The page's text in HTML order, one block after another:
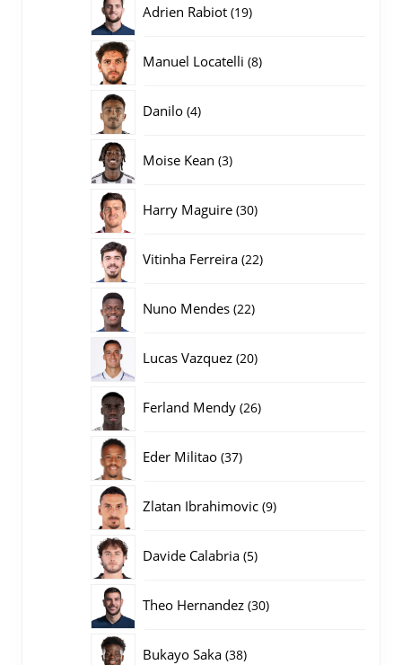
Adrien Rabiot 1919
Manuel Locatelli 88
Danilo 44
Moise Kean 33
Harry Maguire 3030
Vitinha Ferreira 2222
Nuno Mendes 2222
Lucas Vazquez 2020
Ferland Mendy 2626
Eder Militao 3737
Zlatan Ibrahimovic 99
Davide Calabria 55
Theo Hernandez 3030
Bukayo Saka 3838